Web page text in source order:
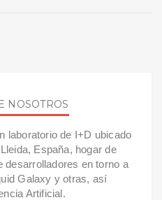
NOSOTROS
laboratorio de I+D ubicado
España, hogar de
desarrolladores en torno a
Galaxy y otras, así
Artificial.